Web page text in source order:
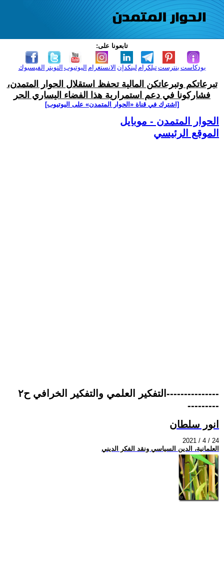
تابعونا على:
الفيسبوك التويتر اليوتيوب الانستغرام لينكدإن تيلكرامبنترست بودكاست
تبرعاتكم وتبرعاتكن المالية تحفظ استقلال الحوار المتمدن،
فشاركونا في دعم استمرارية هذا الفضاء اليساري الحر
[اشترك في قناة ‫«الحوار المتمدن» على اليوتيوب]
الحوار المتمدن - موبايل
الموقع الرئيسي
التفكير العلمي والتفكير الخرافي ح٢---------------
---------
انور سلطان
2021 / 4 / 24
العلمانية، الدين السياسي ونقد الفكر الديني